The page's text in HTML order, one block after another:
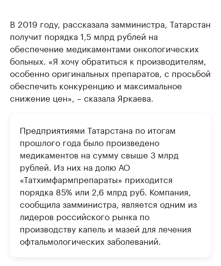
В 2019 году, рассказала замминистра, Татарстан
получит порядка 1,5 млрд рублей на
обеспечение медикаментами онкологических
больных. «Я хочу обратиться к производителям,
особенно оригинальных препаратов, с просьбой
обеспечить конкуренцию и максимальное
снижение цен», – сказала Яркаева.
Предприятиями Татарстана по итогам
прошлого года было произведено
медикаментов на сумму свыше 3 млрд
рублей. Из них на долю АО
«Татхимфармпрепараты» приходится
порядка 85% или 2,6 млрд руб. Компания,
сообщила замминистра, является одним из
лидеров российского рынка по
производству капель и мазей для лечения
офтальмологических заболеваний.